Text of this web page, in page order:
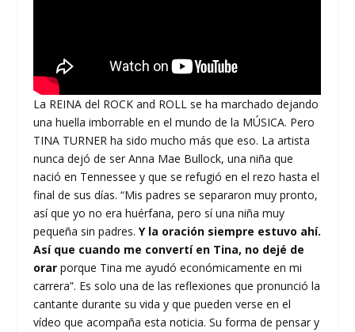
La REINA del ROCK and ROLL se ha marchado dejando
una huella imborrable en el mundo de la MÚSICA. Pero
TINA TURNER ha sido mucho más que eso. La artista
nunca dejó de ser Anna Mae Bullock, una niña que
nació en Tennessee y que se refugió en el rezo hasta el
final de sus días. “Mis padres se separaron muy pronto,
así que yo no era huérfana, pero sí una niña muy
pequeña sin padres.Y la oración siempre estuvo ahí.
Así que cuando me convertí en Tina, no dejé de
orar porque Tina me ayudó económicamente en mi
carrera”. Es solo una de las reflexiones que pronunció la
cantante durante su vida y que pueden verse en el
vídeo que acompaña esta noticia. Su forma de pensar y